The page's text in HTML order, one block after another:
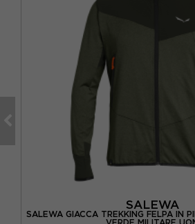
SALEWA
SALEWA GIACCA TREKKING FELPA IN
VERDE MILITARE